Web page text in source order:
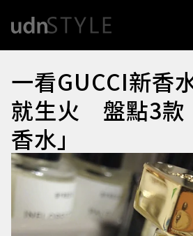
一看GUCCI新香
就生火 盤點3款
香水」